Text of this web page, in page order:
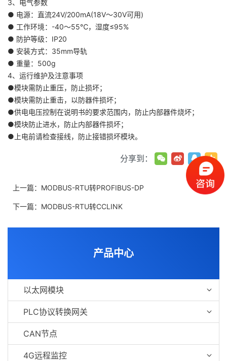
产品中心
以太网模块
PLC协议转换网关
CAN节点
4G远程监控
3、电气参数
● 电源：直流24V/200mA(18V～30V可用)
● 工作环境：-40～55℃，湿度≤95%
● 防护等级：IP20
● 安装方式：35mm导轨
● 重量：500g
4、运行维护及注意事项
●模块需防止重压，防止损坏；
●模块需防止重击，以防器件损坏；
●供电电压控制在说明书的要求范围内，防止内部器件烧坏；
●模块防止进水，防止内部器件损坏；
●上电前请检查接线，防止接错损坏模块。
分享到：
上一篇： MODBUS-RTU转PROFIBUS-DP
下一篇： MODBUS-RTU转CCLINK